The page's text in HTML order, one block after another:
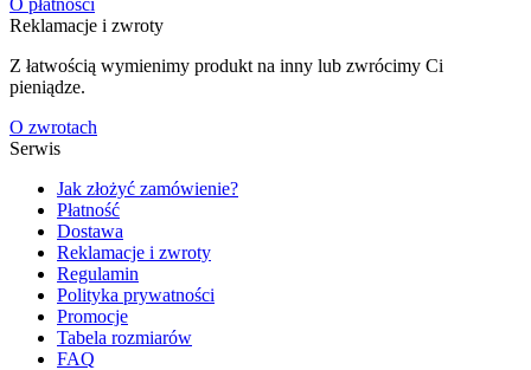
Reklamacje i zwroty
Z łatwością wymienimy produkt na inny lub zwrócimy Ci
pieniądze.
O zwrotach
Serwis
Jak złożyć zamówienie?
Płatność
Dostawa
Reklamacje i zwroty
Regulamin
Polityka prywatności
Promocje
Tabela rozmiarów
FAQ